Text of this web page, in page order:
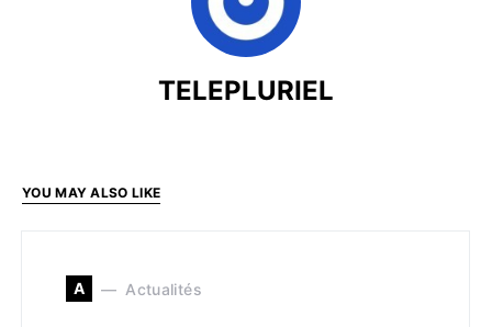
TELEPLURIEL
YOU MAY ALSO LIKE
A Actualités